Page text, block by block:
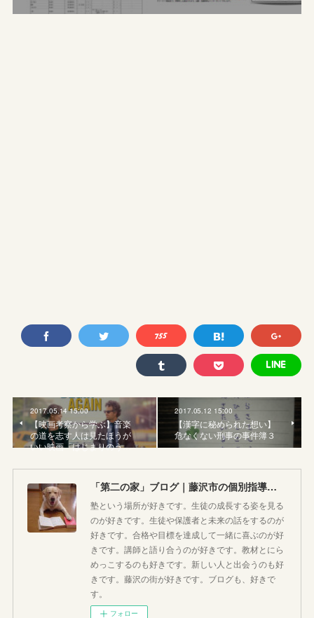
2017.05.14 15:00
【映画考察から学ぶ】音楽
の道を志す人は見たほうが
いい映画「はじまりのう…
2017.05.12 15:00
【漢字に秘められた想い】
危なくない刑事の事件簿３
「第二の家」ブログ｜藤沢市の個別指導塾のお話
塾という場所が好きです。生徒の成長する姿を見る
のが好きです。生徒や保護者と未来の話をするのが
好きです。合格や目標を達成して一緒に喜ぶのが好
きです。講師と語り合うのが好きです。教材とにら
めっこするのも好きです。新しい人と出会うのも好
きです。藤沢の街が好きです。ブログも、好きで
す。
フォロー